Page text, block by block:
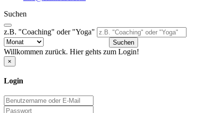
Suchen
z.B. "Coaching" oder "Yoga"
Suchen
Willkommen zurück. Hier gehts zum Login!
×
Login